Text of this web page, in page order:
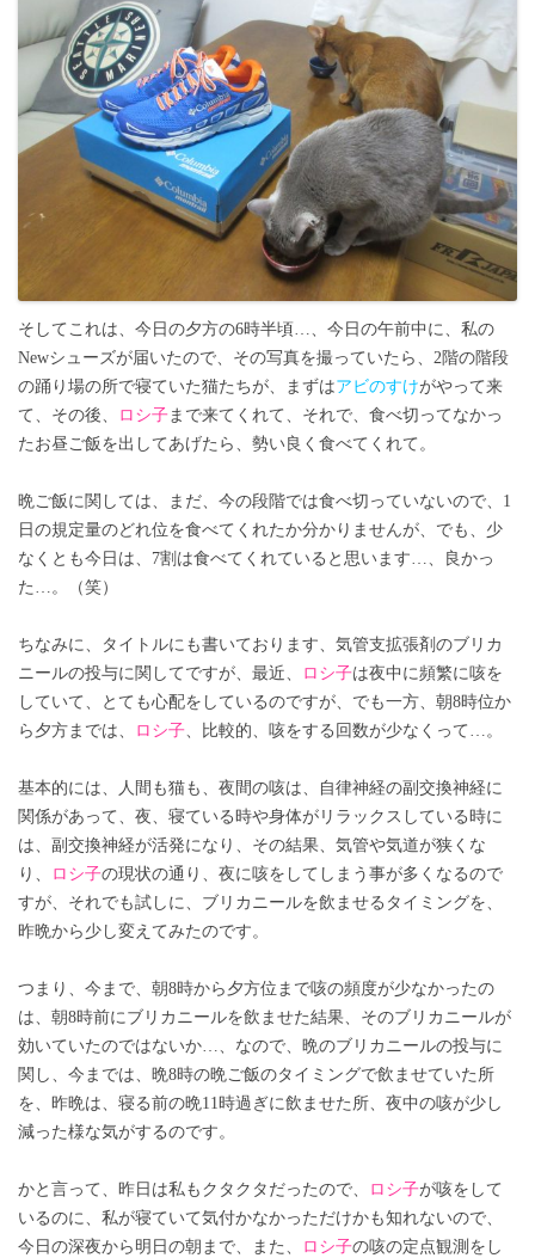
そしてこれは、今日の夕方の6時半頃…、今日の午前中に、私の
Newシューズが届いたので、その写真を撮っていたら、2階の階段
の踊り場の所で寝ていた猫たちが、まずはアビのすけがやって来
て、その後、
ロシ子まで来てくれて、それで、食べ切ってなかっ
たお昼ご飯を出してあげたら、勢い良く食べてくれて。
晩ご飯に関しては、まだ、今の段階では食べ切っていないので、1
日の規定量のどれ位を食べてくれたか分かりませんが、でも、少
なくとも今日は、7割は食べてくれていると思います…、良かっ
た…。（笑）
ちなみに、タイトルにも書いております、気管支拡張剤のブリカ
ニールの投与に関してですが、最近、
ロシ子は夜中に頻繁に咳を
していて、とても心配をしているのですが、でも一方、朝8時位か
ら夕方までは、
ロシ子、比較的、咳をする回数が少なくって…。
基本的には、人間も猫も、夜間の咳は、自律神経の副交換神経に
関係があって、夜、寝ている時や身体がリラックスしている時に
は、副交換神経が活発になり、その結果、気管や気道が狭くな
り、
ロシ子の現状の通り、夜に咳をしてしまう事が多くなるので
すが、それでも試しに、ブリカニールを飲ませるタイミングを、
昨晩から少し変えてみたのです。
つまり、今まで、朝8時から夕方位まで咳の頻度が少なかったの
は、朝8時前にブリカニールを飲ませた結果、そのブリカニールが
効いていたのではないか…、なので、晩のブリカニールの投与に
関し、今までは、晩8時の晩ご飯のタイミングで飲ませていた所
を、昨晩は、寝る前の晩11時過ぎに飲ませた所、夜中の咳が少し
減った様な気がするのです。
かと言って、昨日は私もクタクタだったので、 ロシ子が咳をして
いるのに、私が寝ていて気付かなかっただけかも知れないので、
今日の深夜から明日の朝まで、また、
ロシ子の咳の定点観測をし